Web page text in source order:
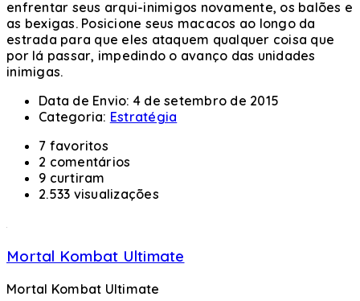
enfrentar seus arqui-inimigos novamente, os balões e
as bexigas. Posicione seus macacos ao longo da
estrada para que eles ataquem qualquer coisa que
por lá passar, impedindo o avanço das unidades
inimigas.
Data de Envio: 4 de setembro de 2015
Categoria: Estratégia
7 favoritos
2 comentários
9 curtiram
2.533 visualizações
Mortal Kombat Ultimate
Mortal Kombat Ultimate